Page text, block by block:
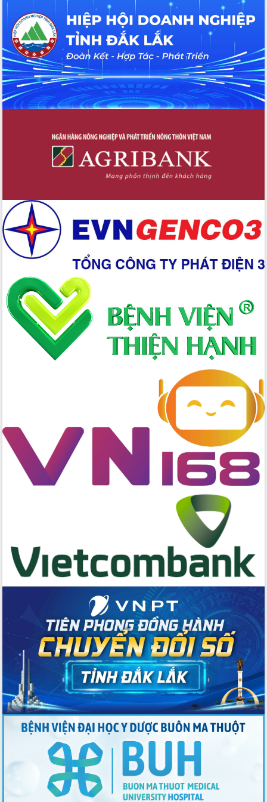
Tháo gỡ những vướng mắc, đẩy mạnh
công tác cải cách thủ tục hành chính
tại Trung tâm Phục vụ hành chính
công tỉnh
Đắk Lắk: Tôn vinh 46 giải pháp tại Hội
thi Sáng tạo Kỹ thuật 2024 - 2025
Đắk Lắk rà soát, điều chỉnh Đề án 190
về phát triển nuôi trồng thủy sản
Dự án cao tốc Khánh Hòa - Buôn Ma
Định vị cà phê Việt Nam như một “di
sản sống” trong dòng chảy toàn cầu
sống người dân từ những mô hình thiết
Quyết liệt tháo gỡ vướng mắc, đẩy
nhanh tiến độ các dự án trọng điểm
trong Khu kinh tế Nam Phú Yên
Hòn Yến phát triển du lịch gắn với bảo
tồn biển
Lấy ý kiến điều chỉnh Quy hoạch tỉnh
Đắk Lắk thời kỳ 2021-2030, tầm nhìn
đến năm 2050
Phát động chiến dịch 30 ngày đêm
giải phóng mặt bằng Tuyến đường bộ
chuyển đổi số giai đoạn 2026 – 2030
với Tập đoàn Bưu chính Viễn thông
Việt Nam
Thứ trưởng Bộ Y tế làm việc với tỉnh
Đắk Lắk về phát triển nhân lực y tế
cho trạm y tế cấp xã
trong thương mại điện tử năm 2026
Đoàn đại biểu Quốc hội tỉnh Đắk Lắk
trao đổi thông tin trước Kỳ họp thứ
Quyết liệt cải cách hành chính, khơi
thông nguồn lực phát triển
Nâng cao hiệu lực, hiệu quả HĐND
tỉnh thông qua hiện đại hóa hành chính
Xã Ea Phê gắn cải cách hành chính với
chuyển đổi số
Phó Chủ tịch Thường trực UBND tỉnh
Hồ Thị Nguyên Thảo làm việc tại Trung
tâm Phục vụ hành chính công xã Ea
Phê
Xây dựng nền hành chính số đồng
hành cùng nông dân dân, doanh nghiệp
Giai đoạn 2026-2030, Đắk Lắk phấn
đấu có 77% xã đạt chuẩn nông thôn